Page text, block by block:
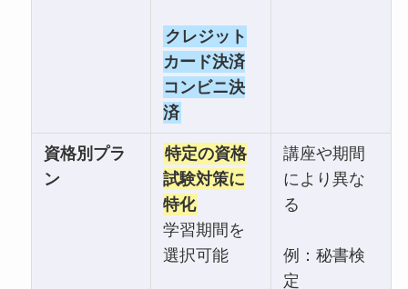
クレジット
カード決済
コンビニ決
済
資格別プラ
ン
特定の資格
試験対策に
特化
学習期間を
選択可能
講座や期間
により異な
る
例：秘書検
定